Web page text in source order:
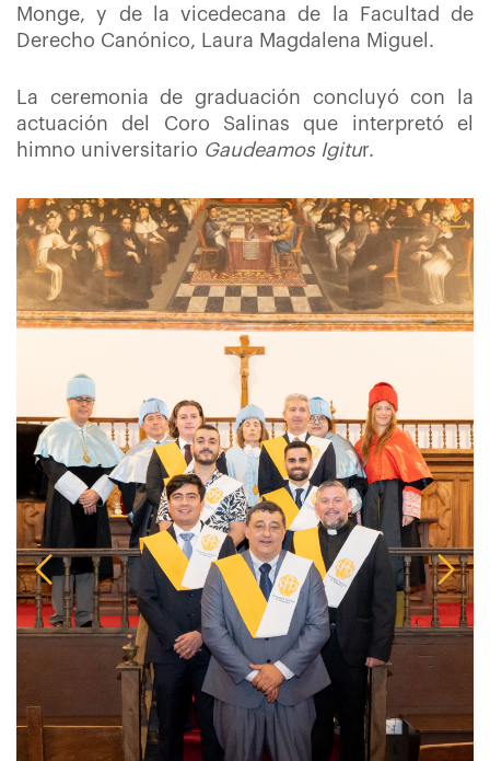
Monge, y de la vicedecana de la Facultad de
Derecho Canónico, Laura Magdalena Miguel.
La ceremonia de graduación concluyó con la
actuación del Coro Salinas que interpretó el
himno universitario Gaudeamos Igitur.